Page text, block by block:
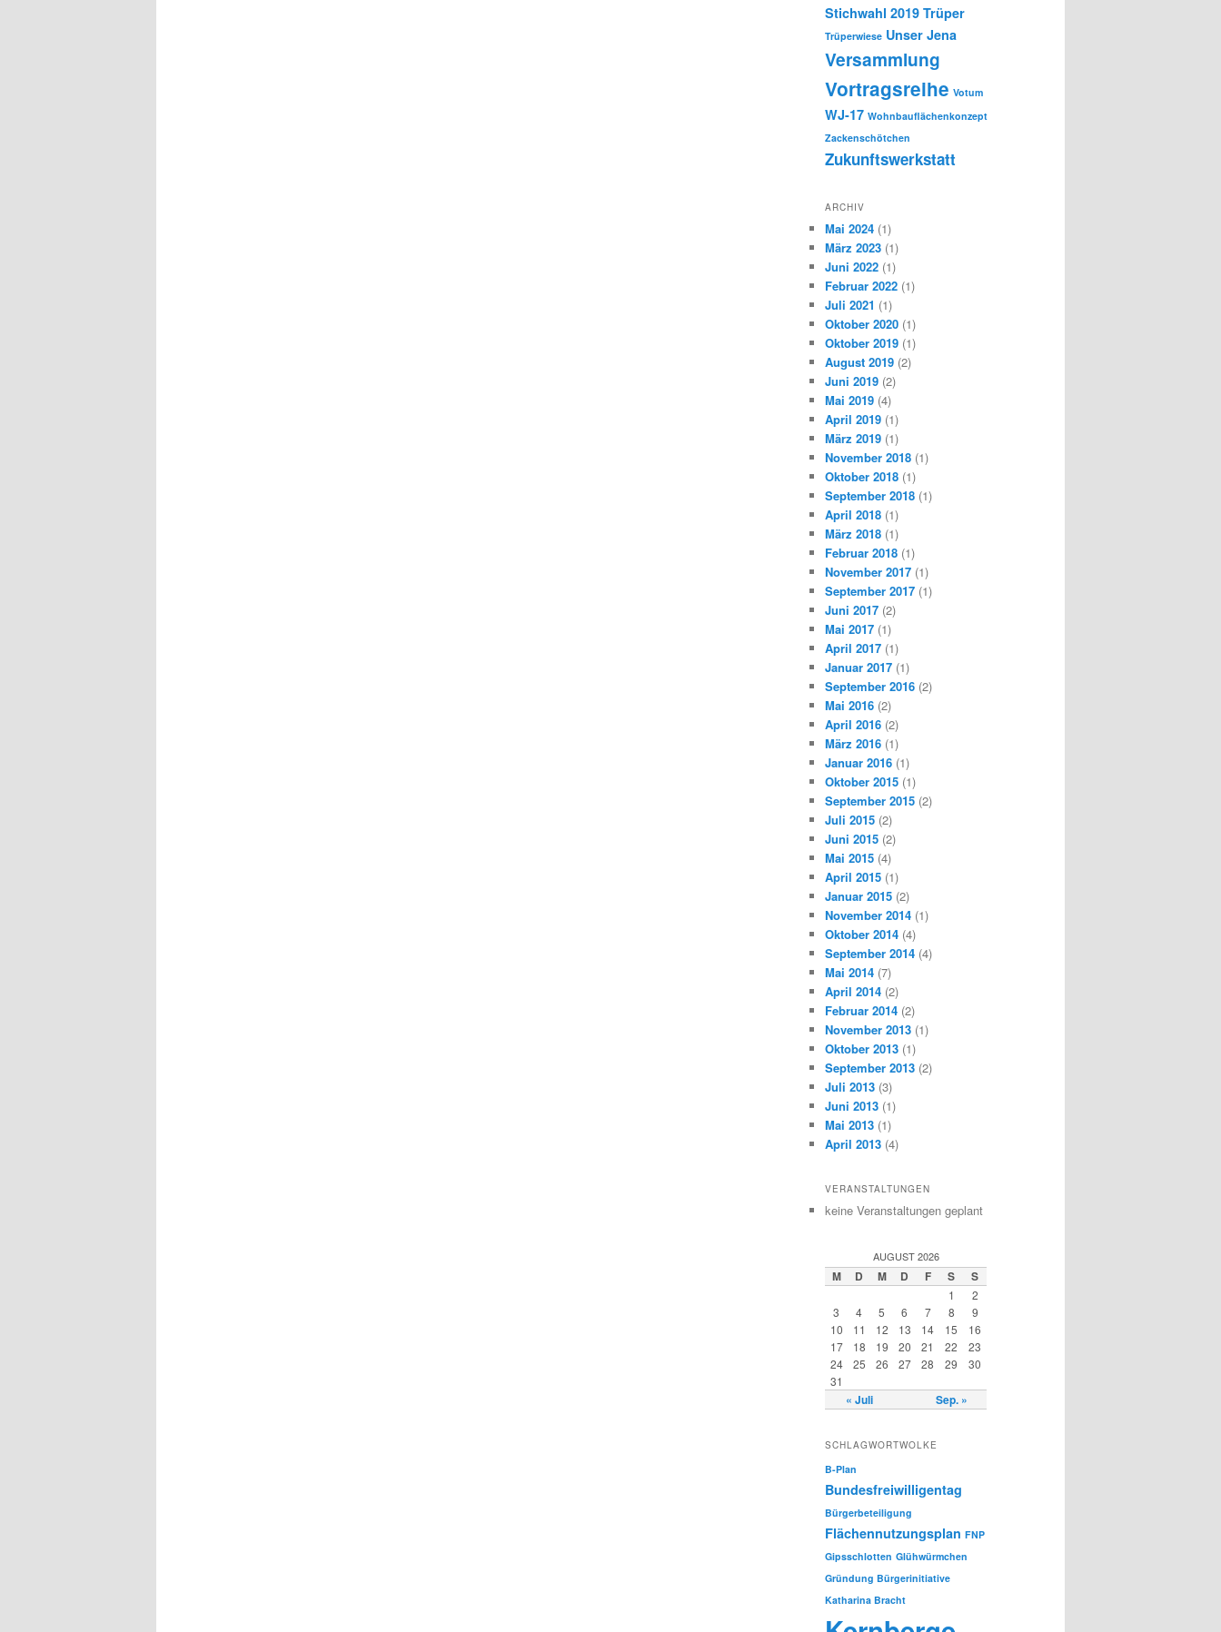
Stichwahl 2019 Trüper
Trüperwiese Unser Jena
Versammlung
Vortragsreihe Votum
WJ-17 Wohnbauflächenkonzept
Zackenschötchen
Zukunftswerkstatt
ARCHIV
Mai 2024 (1)
März 2023 (1)
Juni 2022 (1)
Februar 2022 (1)
Juli 2021 (1)
Oktober 2020 (1)
Oktober 2019 (1)
August 2019 (2)
Juni 2019 (2)
Mai 2019 (4)
April 2019 (1)
März 2019 (1)
November 2018 (1)
Oktober 2018 (1)
September 2018 (1)
April 2018 (1)
März 2018 (1)
Februar 2018 (1)
November 2017 (1)
September 2017 (1)
Juni 2017 (2)
Mai 2017 (1)
April 2017 (1)
Januar 2017 (1)
September 2016 (2)
Mai 2016 (2)
April 2016 (2)
März 2016 (1)
Januar 2016 (1)
Oktober 2015 (1)
September 2015 (2)
Juli 2015 (2)
Juni 2015 (2)
Mai 2015 (4)
April 2015 (1)
Januar 2015 (2)
November 2014 (1)
Oktober 2014 (4)
September 2014 (4)
Mai 2014 (7)
April 2014 (2)
Februar 2014 (2)
November 2013 (1)
Oktober 2013 (1)
September 2013 (2)
Juli 2013 (3)
Juni 2013 (1)
Mai 2013 (1)
April 2013 (4)
VERANSTALTUNGEN
keine Veranstaltungen geplant
AUGUST 2026
M D M D F S S
1
2
3
4 5 6 7 8
9
10
11 12 13 14 15
16
17
18 19 20 21 22
23
24
25 26 27 28 29
30
31
« Juli Sep. »
SCHLAGWORTWOLKE
B-Plan
Bundesfreiwilligentag
Bürgerbeteiligung
Flächennutzungsplan FNP
Gipsschlotten Glühwürmchen
Gründung Bürgerinitiative
Katharina Bracht